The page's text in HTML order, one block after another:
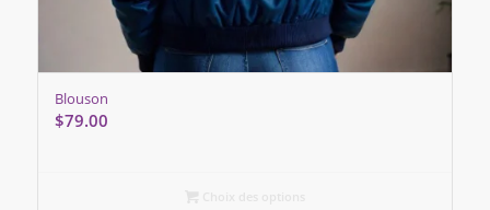
Blouson
$79.00